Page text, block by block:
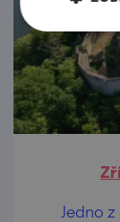
Jedno